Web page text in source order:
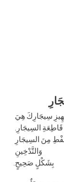
سِيجَارِكَ هِيَ
السِيجَارِ.
مِنَ السِيجَارِ
وَالتَّدْخِينِ
بِشَكْلٍ صَحِيحٍ.